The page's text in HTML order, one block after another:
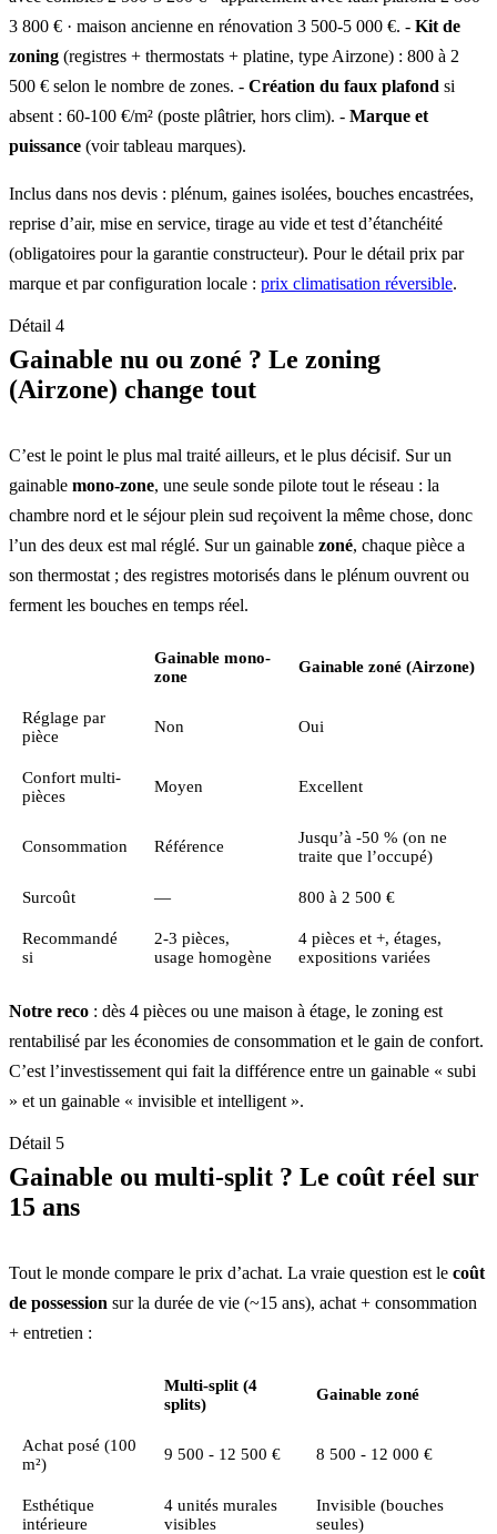
3 800 € · maison ancienne en rénovation 3 500-5 000 €. - Kit de
zoning (registres + thermostats + platine, type Airzone) : 800 à 2
500 € selon le nombre de zones. - Création du faux plafond si
absent : 60-100 €/m² (poste plâtrier, hors clim). - Marque et
puissance (voir tableau marques).
Inclus dans nos devis : plénum, gaines isolées, bouches encastrées,
reprise d’air, mise en service, tirage au vide et test d’étanchéité
(obligatoires pour la garantie constructeur). Pour le détail prix par
marque et par configuration locale : prix climatisation réversible.
Détail 4
Gainable nu ou zoné ? Le zoning
(Airzone) change tout
C’est le point le plus mal traité ailleurs, et le plus décisif. Sur un
gainable mono-zone, une seule sonde pilote tout le réseau : la
chambre nord et le séjour plein sud reçoivent la même chose, donc
l’un des deux est mal réglé. Sur un gainable zoné, chaque pièce a
son thermostat ; des registres motorisés dans le plénum ouvrent ou
ferment les bouches en temps réel.
Gainable mono-
zone
Gainable zoné (Airzone)
Réglage par
pièce
Non Oui
Confort multi-
pièces
Moyen Excellent
Consommation Référence
Jusqu’à -50 % (on ne
traite que l’occupé)
Surcoût — 800 à 2 500 €
Recommandé
si
2-3 pièces,
usage homogène
4 pièces et +, étages,
expositions variées
Notre reco : dès 4 pièces ou une maison à étage, le zoning est
rentabilisé par les économies de consommation et le gain de confort.
C’est l’investissement qui fait la différence entre un gainable « subi
» et un gainable « invisible et intelligent ».
Détail 5
Gainable ou multi-split ? Le coût réel sur
15 ans
Tout le monde compare le prix d’achat. La vraie question est le coût
de possession sur la durée de vie (~15 ans), achat + consommation
+ entretien :
Multi-split (4
splits)
Gainable zoné
Achat posé (100
m²)
9 500 - 12 500 € 8 500 - 12 000 €
Esthétique
intérieure
4 unités murales
visibles
Invisible (bouches
seules)